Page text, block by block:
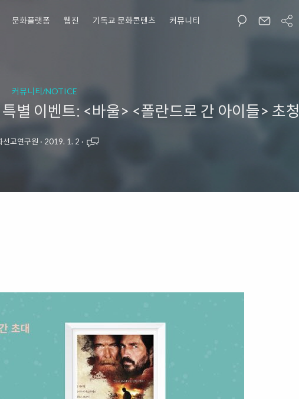
문화플랫폼 웹진 기독교 문화콘텐츠 커뮤니티
커뮤니티/NOTICE
별 이벤트: <바울> <폴란드로 간 아이들> 초청
선교연구원 · 2019. 1. 2 ·